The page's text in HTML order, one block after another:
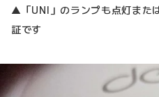
▲「UNI」のランプも点灯また
証です